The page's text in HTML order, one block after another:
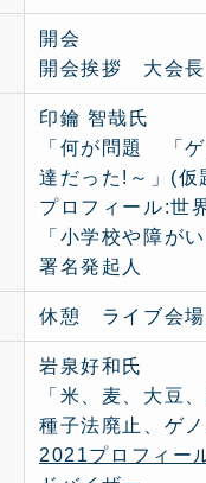
開会
開会挨拶 大会
印鑰 智哉氏
「何が問題 「
達だった!～」(仮
プロフィール:世
「小学校や障が
署名発起人
休憩 ライブ会場
岩泉好和氏
「米、麦、大豆
種子法廃止、ゲ
2021プロフィー